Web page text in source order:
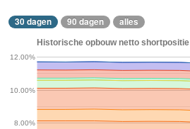
30 dagen 90 dagen alles
Historische opbouw netto
8.00%
10.00%
12.00%